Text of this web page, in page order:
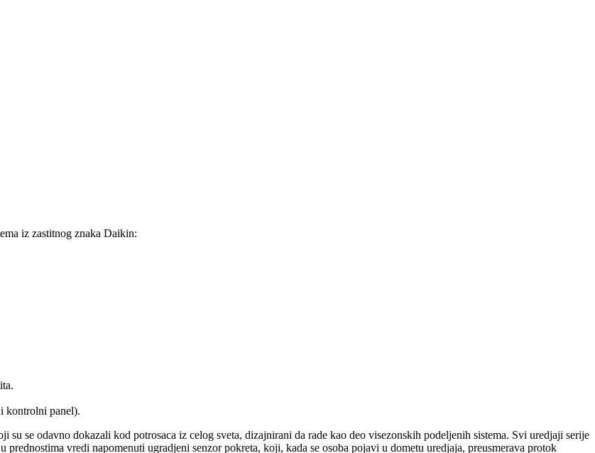
iz zastitnog znaka Daikin:
kontrolni panel).
se odavno dokazali kod potrosaca iz celog sveta, dizajnirani da rade kao deo visezonskih podeljenih sistema. Svi uredjaji serije
vredi napomenuti ugradjeni senzor pokreta, koji, kada se osoba pojavi u dometu uredjaja, preusmerava protok